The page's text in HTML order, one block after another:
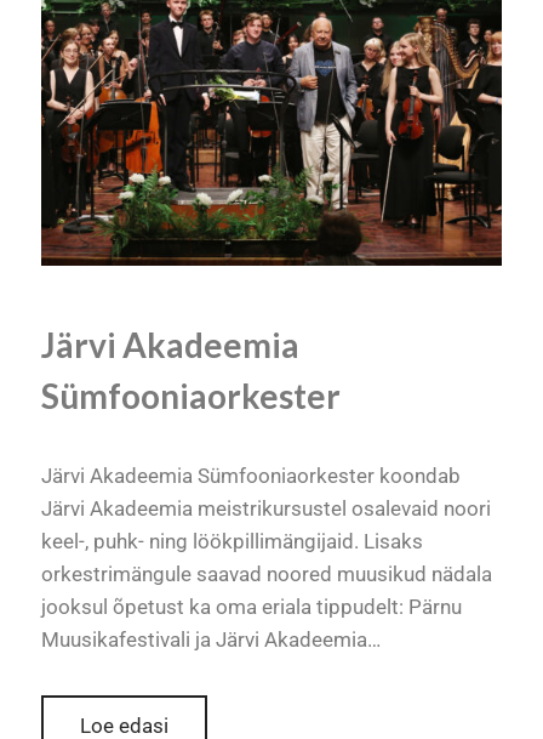
Järvi Akadeemia
Sümfooniaorkester
Järvi Akadeemia Sümfooniaorkester koondab
Järvi Akadeemia meistrikursustel osalevaid noori
keel-, puhk- ning löökpillimängijaid. Lisaks
orkestrimängule saavad noored muusikud nädala
jooksul õpetust ka oma eriala tippudelt: Pärnu
Muusikafestivali ja Järvi Akadeemia…
Loe edasi